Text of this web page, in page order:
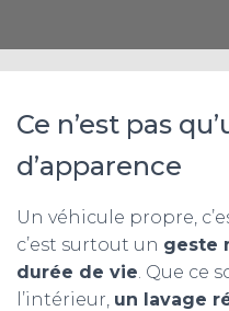
Ce n’est pas
d’apparence
Un véhicule propre,
c’est surtout un geste
durée de vie. Que ce
l’intérieur, un lavage